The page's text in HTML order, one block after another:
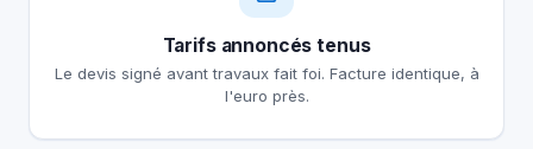
Tarifs annoncés tenus
Le devis signé avant travaux fait foi. Facture identique, à
l'euro près.